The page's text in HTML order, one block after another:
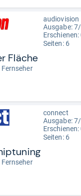
audiovision
Ausgabe:
Erschienen:
Seiten: 6
Fläche
connect
Ausgabe:
Erschienen:
Seiten: 6